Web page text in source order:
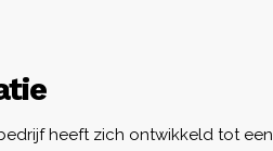
heeft zich ontwikkeld tot een